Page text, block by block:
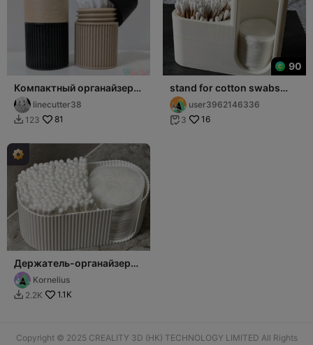
Компактный органайзер
для ватных палочек
linecutter38
 123 81
90
stand for cotton swabs
and cotton pads
user3962146336
 3 16
Держатель-органайзер
для ватных палочек и
дисковKornelius
 2.2K 1.1K
Copyright © 2025 CREALITY 3D (HK) TECHNOLOGY LIMITED All Rights